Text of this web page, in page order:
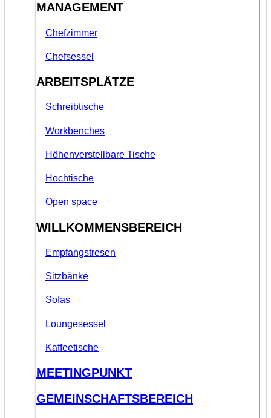
MANAGEMENT
Chefzimmer
Chefsessel
ARBEITSPLÄTZE
Schreibtische
Workbenches
Höhenverstellbare Tische
Hochtische
Open space
WILLKOMMENSBEREICH
Empfangstresen
Sitzbänke
Sofas
Loungesessel
Kaffeetische
MEETINGPUNKT
GEMEINSCHAFTSBEREICH